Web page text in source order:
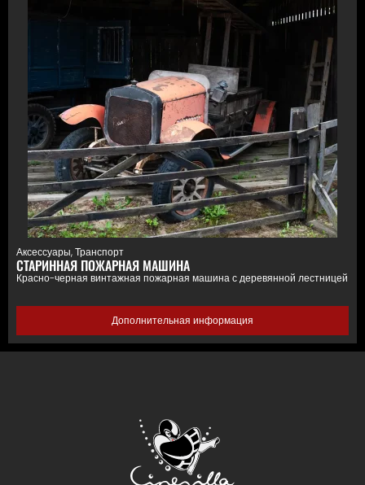
Аксессуары,Транспорт
СТАРИННАЯ ПОЖАРНАЯ МАШИНА
Красно-черная винтажная пожарная машина с деревянной лестницей
Дополнительная информация